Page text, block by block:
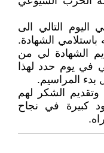
التالي الى
الشهادة.
الشهادة لي من
في يوم حدد لهذا
بدء المراسيم.
الشكر لهم
كبيرة في نجاح